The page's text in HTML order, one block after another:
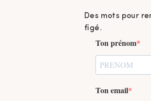
Des mots pour
figé.